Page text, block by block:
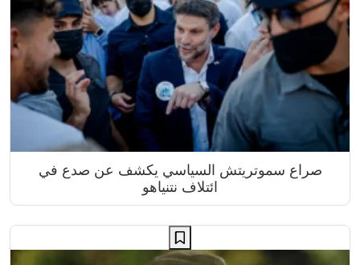
صراع سموتريتش السياسي يكشف عن صدع في
ائتلاف نتنياهو